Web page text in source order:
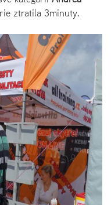
ztratila 3minuty.